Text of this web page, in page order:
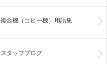
複合機（コピー機）用語集
スタッフブログ